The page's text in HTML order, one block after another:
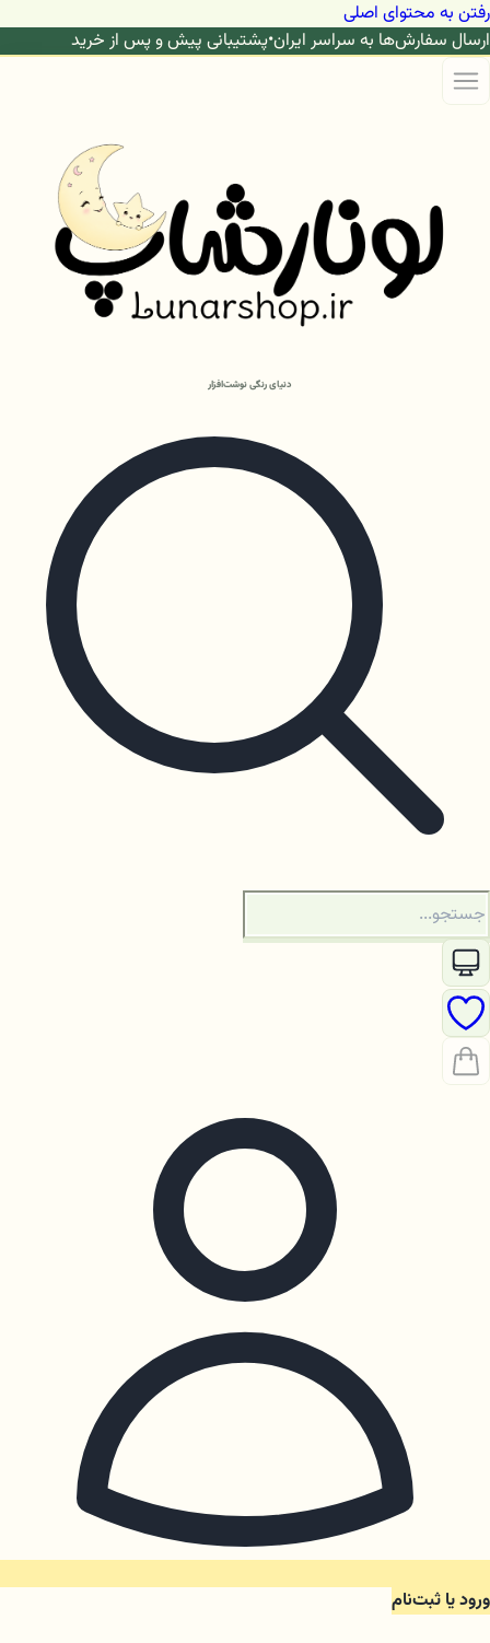
رفتن به محتوای اصلی
ارسال سفارش‌ها به سراسر ایران•پشتیبانی پیش و پس از خرید
دنیای رنگی نوشت‌افزار
ورود یا ثبت‌نام